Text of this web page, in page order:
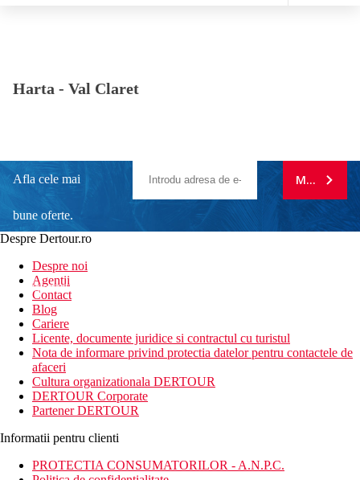
Harta - Val Claret
Afla cele mai
bune oferte.
newsletter!
MA
Despre Dertour.ro
Despre noi
Agentii
Contact
Blog
Cariere
Licente, documente juridice si contractul cu turistul
Nota de informare privind protectia datelor pentru contactele de
afaceri
Cultura organizationala DERTOUR
DERTOUR Corporate
Partener DERTOUR
Informatii pentru clienti
PROTECTIA CONSUMATORILOR - A.N.P.C.